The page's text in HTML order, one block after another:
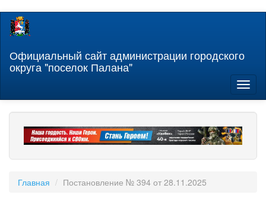
Перейти
содержанию
Официальный сайт администрации городского
округа "поселок Палана"
Главная Постановление № 394 от 28.11.2025